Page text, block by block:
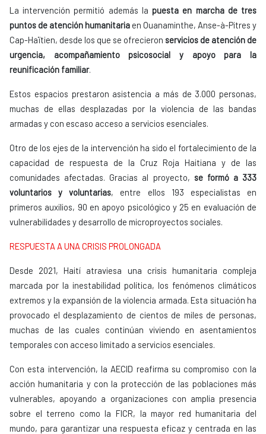
La intervención permitió además lapuesta en marcha de tres
puntos de atención humanitariaen Ouanaminthe, Anse-à-Pitres y
Cap-Haïtien, desde los que se ofrecieron servicios de atención de
urgencia, acompañamiento psicosocial y apoyo para la
reunificación familiar.
Estos espacios prestaron asistencia a más de 3.000 personas,
muchas de ellas desplazadas por la violencia de las bandas
armadas y con escaso acceso a servicios esenciales.
Otro de los ejes de la intervención ha sido el fortalecimiento de la
capacidad de respuesta de la Cruz Roja Haitiana y de las
comunidades afectadas. Gracias al proyecto, se formó a 333
voluntarios y voluntarias, entre ellos 193 especialistas en
primeros auxilios, 90 en apoyo psicológico y 25 en evaluación de
vulnerabilidades y desarrollo de microproyectos sociales.
RESPUESTA A UNA CRISIS PROLONGADA
Desde 2021, Haití atraviesa una crisis humanitaria compleja
marcada por la inestabilidad política, los fenómenos climáticos
extremos y la expansión de la violencia armada. Esta situación ha
provocado el desplazamiento de cientos de miles de personas,
muchas de las cuales continúan viviendo en asentamientos
temporales con acceso limitado a servicios esenciales.
Con esta intervención, la AECID reafirma su compromiso con la
acción humanitaria y con la protección de las poblaciones más
vulnerables, apoyando a organizaciones con amplia presencia
sobre el terreno como la FICR, la mayor red humanitaria del
mundo, para garantizar una respuesta eficaz y centrada en las